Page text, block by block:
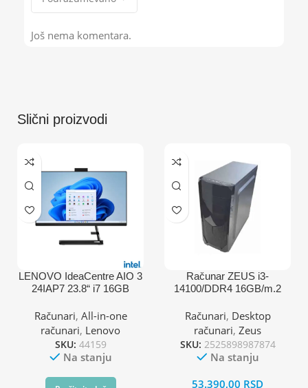
Još nema komentara.
Slični proizvodi
LENOVO IdeaCentre AIO 3
24IAP7 23.8“ i7 16GB
Računari, All-in-one
računari, Lenovo
SKU: 44159
Na stanju
Računar ZEUS i3-
14100/DDR4 16GB/m.2
Računari, Desktop
računari, Zeus
SKU: 2525898987874
Na stanju
53.390,00 RSD